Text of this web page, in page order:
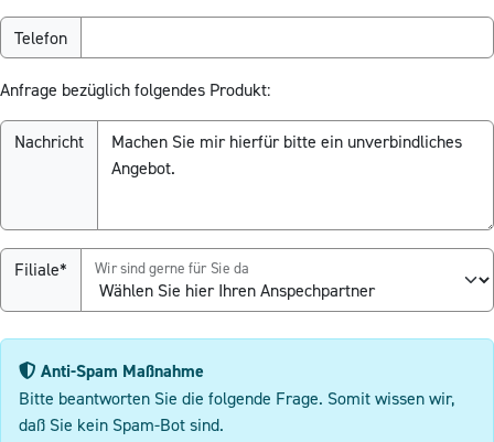
Telefon
Anfrage bezüglich folgendes Produkt:
Nachricht
Filiale* Wir sind gerne für Sie da
Anti-Spam Maßnahme
Bitte beantworten Sie die folgende Frage. Somit wissen wir,
daß Sie kein Spam-Bot sind.